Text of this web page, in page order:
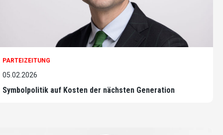
PARTEIZEITUNG
05.02.2026
Symbolpolitik auf Kosten der nächsten Generation